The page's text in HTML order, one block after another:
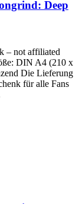
Deep
– not affiliated
DIN A4 (210 x
Die Lieferung
für alle Fans